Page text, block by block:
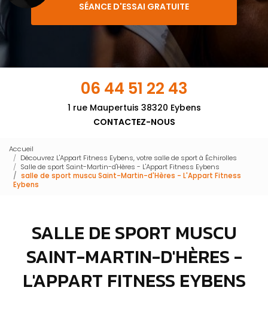
SÉANCE D'ESSAI GRATUITE
06 44 51 22 43
1 rue Maupertuis 38320 Eybens
CONTACTEZ-NOUS
Accueil
Découvrez L'Appart Fitness Eybens, votre salle de sport à Échirolles
Salle de sport Saint-Martin-d'Hères - L'Appart Fitness Eybens
salle de sport muscu Saint-Martin-d'Hères - L'Appart Fitness
Eybens
SALLE DE SPORT MUSCU
SAINT-MARTIN-D'HÈRES -
L'APPART FITNESS EYBENS